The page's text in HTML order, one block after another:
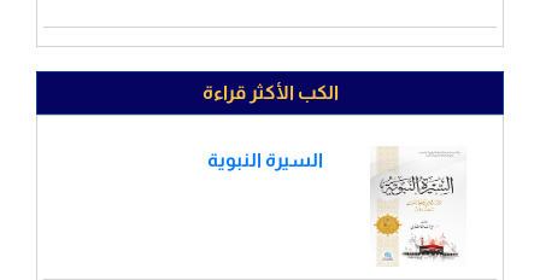
الكب الأكثر قراءة
السيرة النبوية